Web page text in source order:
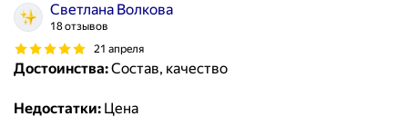
Светлана Волкова
18 отзывов
21 апреля
Достоинства:Состав, качество
Недостатки: Цена